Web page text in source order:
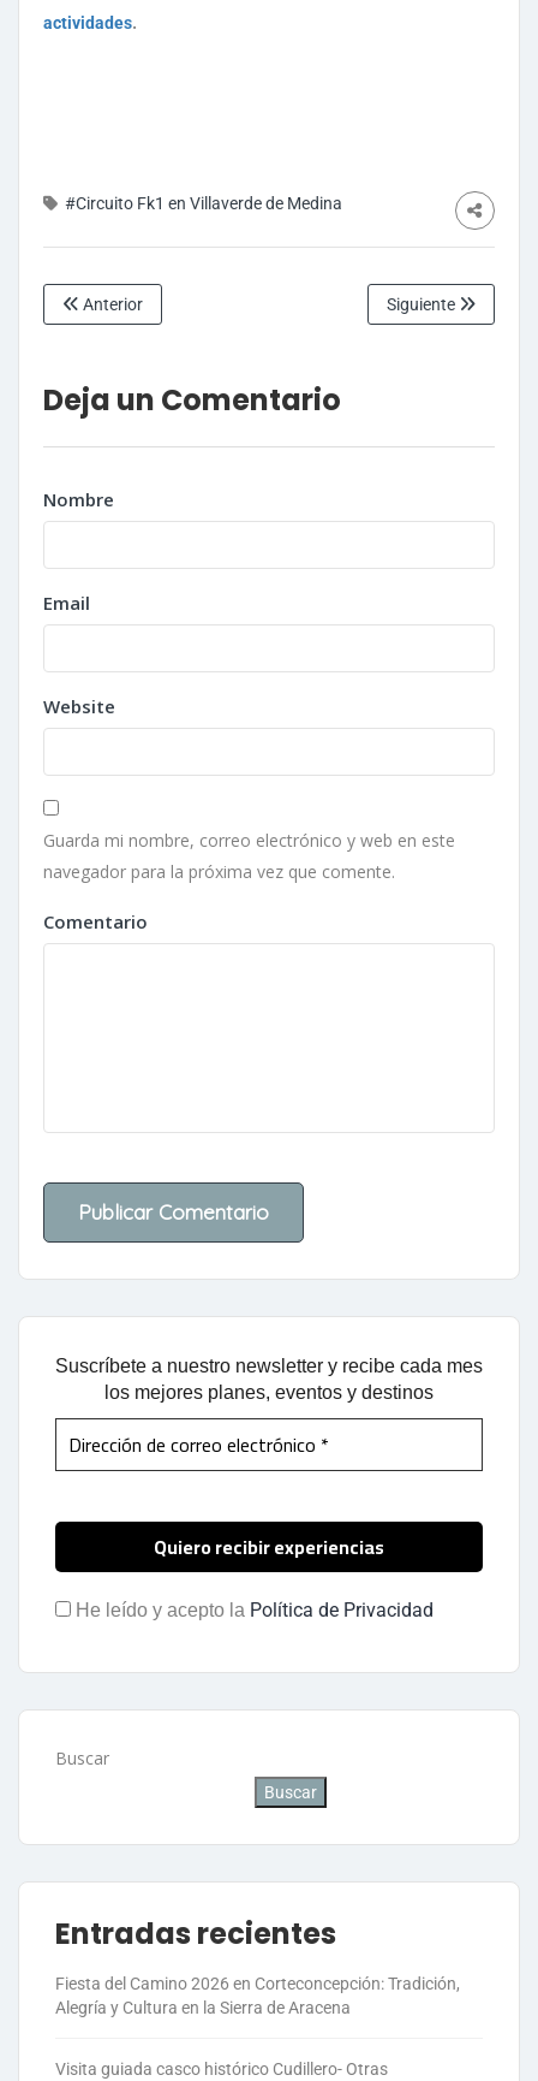
actividades.
#Circuito Fk1 en Villaverde de Medina
Anterior Siguiente
Deja un Comentario
Nombre
Email
Website
Guarda mi nombre, correo electrónico y web en este
navegador para la próxima vez que comente.
Comentario
Suscríbete a nuestro newsletter y recibe cada mes
los mejores planes, eventos y destinos
He leído y acepto la Política de Privacidad
Buscar
Buscar
Entradas recientes
Fiesta del Camino 2026 en Corteconcepción: Tradición,
Alegría y Cultura en la Sierra de Aracena
Visita guiada casco histórico Cudillero- Otras